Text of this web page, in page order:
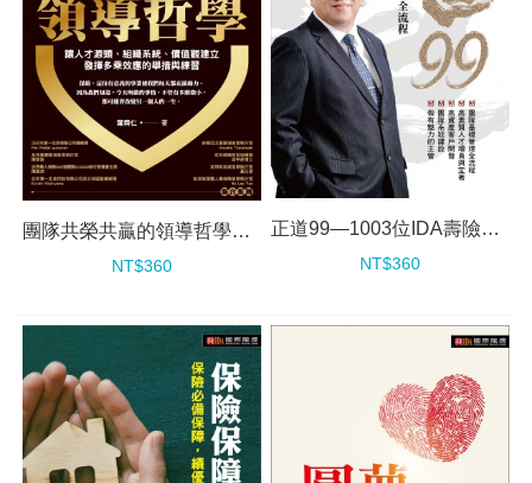
團隊共榮共贏的領導哲學（新版）
NT$360
正道99—1003位IDA壽險團隊管理全流程
NT$360